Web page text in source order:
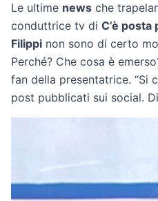
Le ultime news che
conduttrice tv di C’è posta
Filippi non sono di certo
Perché? Che cosa è
fan della presentatrice. “Si
post pubblicati sui social.